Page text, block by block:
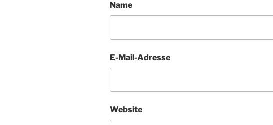
Name
E-Mail-Adresse
Website